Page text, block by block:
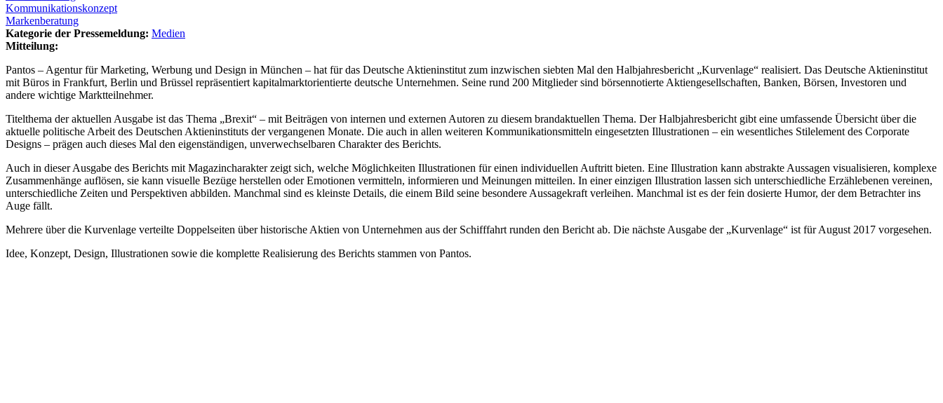
Kommunikationskonzept
Markenberatung
Kategorie der Pressemeldung: Medien
Mitteilung:
Pantos – Agentur für Marketing, Werbung und Design in München – hat für das Deutsche Aktieninstitut zum inzwischen siebten Mal den Halbjahresbericht „Kurvenlage“ realisiert. Das Deutsche Aktieninstitut
mit Büros in Frankfurt, Berlin und Brüssel repräsentiert kapitalmarktorientierte deutsche Unternehmen. Seine rund 200 Mitglieder sind börsennotierte Aktiengesellschaften, Banken, Börsen, Investoren und
andere wichtige Marktteilnehmer.
Titelthema der aktuellen Ausgabe ist das Thema „Brexit“ – mit Beiträgen von internen und externen Autoren zu diesem brandaktuellen Thema. Der Halbjahresbericht gibt eine umfassende Übersicht über die
aktuelle politische Arbeit des Deutschen Aktieninstituts der vergangenen Monate. Die auch in allen weiteren Kommunikationsmitteln eingesetzten Illustrationen – ein wesentliches Stilelement des Corporate
Designs – prägen auch dieses Mal den eigenständigen, unverwechselbaren Charakter des Berichts.
Auch in dieser Ausgabe des Berichts mit Magazincharakter zeigt sich, welche Möglichkeiten Illustrationen für einen individuellen Auftritt bieten. Eine Illustration kann abstrakte Aussagen visualisieren, komplexe
Zusammenhänge auflösen, sie kann visuelle Bezüge herstellen oder Emotionen vermitteln, informieren und Meinungen mitteilen. In einer einzigen Illustration lassen sich unterschiedliche Erzählebenen vereinen,
unterschiedliche Zeiten und Perspektiven abbilden. Manchmal sind es kleinste Details, die einem Bild seine besondere Aussagekraft verleihen. Manchmal ist es der fein dosierte Humor, der dem Betrachter ins
Auge fällt.
Mehrere über die Kurvenlage verteilte Doppelseiten über historische Aktien von Unternehmen aus der Schifffahrt runden den Bericht ab. Die nächste Ausgabe der „Kurvenlage“ ist für August 2017 vorgesehen.
Idee, Konzept, Design, Illustrationen sowie die komplette Realisierung des Berichts stammen von Pantos.